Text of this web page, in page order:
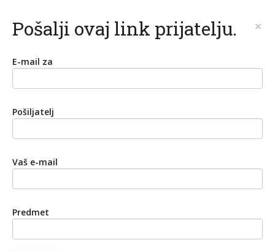
Pošalji ovaj link prijatelju. ×
E-mail za
Pošiljatelj
Vaš e-mail
Predmet